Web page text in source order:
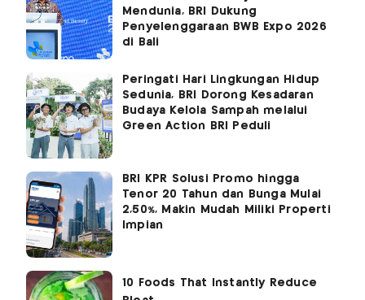
Mendunia, BRI Dukung
Penyelenggaraan BWB Expo 2026
di Bali
Peringati Hari Lingkungan Hidup
Sedunia, BRI Dorong Kesadaran
Budaya Kelola Sampah melalui
Green Action BRI Peduli
BRI KPR Solusi Promo hingga
Tenor 20 Tahun dan Bunga Mulai
2,50%, Makin Mudah Miliki Properti
Impian